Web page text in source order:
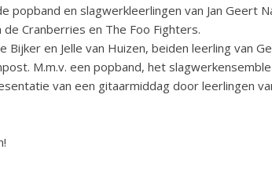
popband en slagwerkleerlingen van Jan Geert
Cranberries en The Foo Fighters.
Bijker en Jelle van Huizen, beiden leerling van
M.m.v. een popband, het
van een gitaarmiddag door leerlingen